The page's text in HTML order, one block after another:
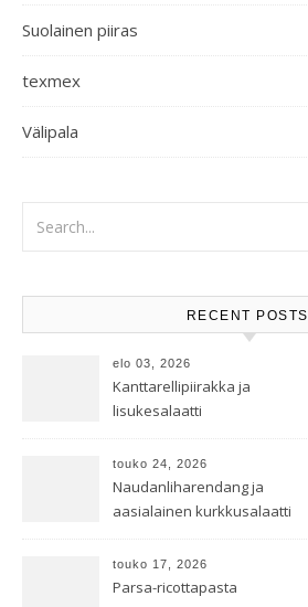
Suolainen piiras
texmex
Välipala
RECENT POSTS
elo 03, 2026
Kanttarellipiirakka ja
lisukesalaatti
touko 24, 2026
Naudanliharendang ja
aasialainen kurkkusalaatti
touko 17, 2026
Parsa-ricottapasta